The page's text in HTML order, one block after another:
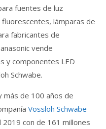
fuentes de luz
lámparas de
fabricantes de
vende
y componentes LED
Schwabe.
más de 100 años de
Vossloh Schwabe
con de 161 millones